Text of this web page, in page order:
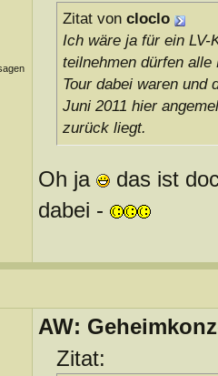
Zitat von cloclo
Ich wäre ja für ein
teilnehmen dürfen
Tour dabei waren und
Juni 2011 hier
zurück liegt.
Oh ja
das ist
dabei -
AW:
Zitat: